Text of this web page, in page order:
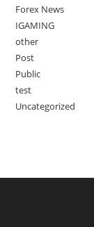
Forex News
IGAMING
other
Post
Public
test
Uncategorized